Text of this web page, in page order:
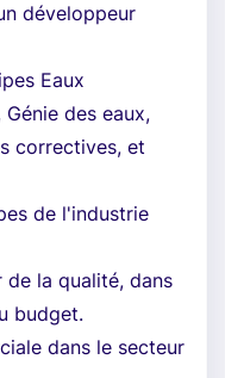
développeur
Eaux
des eaux,
correctives, et
de l'industrie
la qualité, dans
budget.
dans le secteur